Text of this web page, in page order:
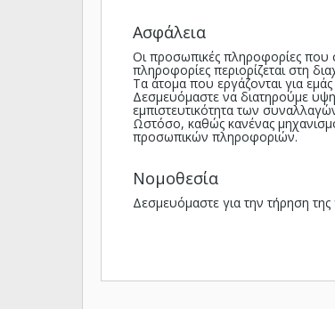
Ασφάλεια
Οι προσωπικές πληροφορίες που
πληροφορίες περιορίζεται στη
Τα άτομα που εργάζονται για
Δεσμευόμαστε να διατηρούμε
εμπιστευτικότητα των
Ωστόσο, καθώς κανένας
προσωπικών πληροφοριών.
Νομοθεσία
Δεσμευόμαστε για την τήρηση της